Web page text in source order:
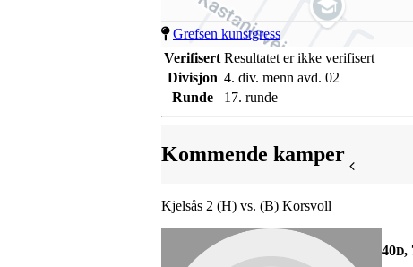
Grefsen kunstgress
Verifisert Resultatet er ikke verifisert
Divisjon 4. div. menn avd. 02
Runde
17. runde
Kommende kamper
Kjelsås 2 (H) vs. (B) Korsvoll
40D,